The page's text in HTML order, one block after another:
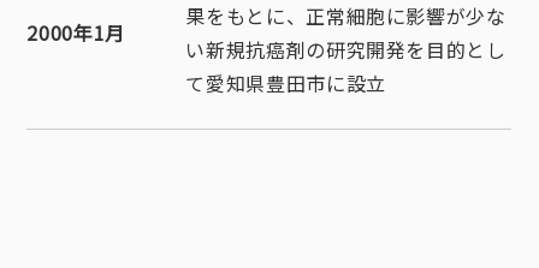
2000年1月
果をもとに、正常細胞に影響が少な
い新規抗癌剤の研究開発を目的とし
て愛知県豊田市に設立